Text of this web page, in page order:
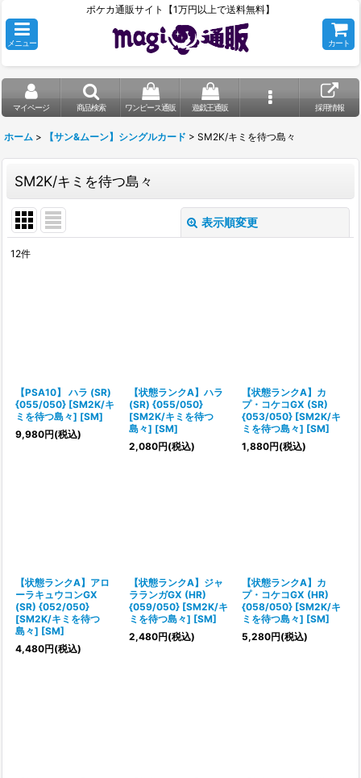
ポケカ通販サイト【1万円以上で送料無料】
メニュー カート
マイページ 商品検索 ワンピース通販 遊戯王通販 採用情報
ホーム > 【サン&ムーン】シングルカード > SM2K/キミを待つ島々
SM2K/キミを待つ島々
表示順変更
絞り込む
12件
【PSA10】 ハラ (SR)
{055/050} [SM2K/キ
ミを待つ島々] [SM]
9,980円(税込)
【状態ランクA】ハラ
(SR) {055/050}
[SM2K/キミを待つ
島々] [SM]
2,080円(税込)
【状態ランクA】カ
プ・コケコGX (SR)
{053/050} [SM2K/キ
ミを待つ島々] [SM]
1,880円(税込)
【状態ランクA】アロ
ーラキュウコンGX
(SR) {052/050}
[SM2K/キミを待つ
島々] [SM]
4,480円(税込)
【状態ランクA】ジャ
ラランガGX (HR)
{059/050} [SM2K/キ
ミを待つ島々] [SM]
2,480円(税込)
【状態ランクA】カ
プ・コケコGX (HR)
{058/050} [SM2K/キ
ミを待つ島々] [SM]
5,280円(税込)